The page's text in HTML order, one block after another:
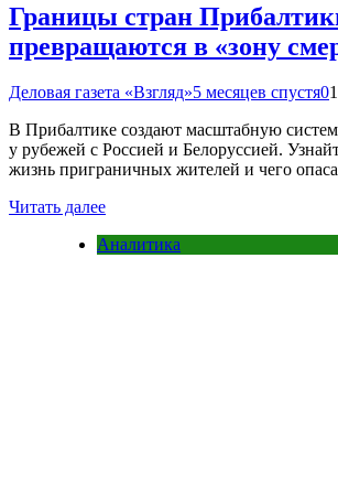
Границы стран
превращаются в «зону
Деловая газета «Взгляд»5 месяцев спустя0
В Прибалтике создают масштабную
у рубежей с Россией и Белоруссией.
жизнь приграничных жителей и чего
Читать далее
Аналитика